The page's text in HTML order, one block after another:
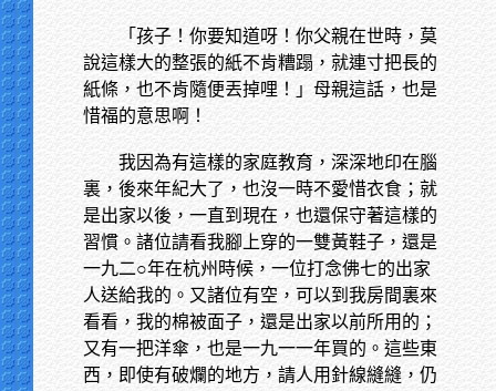
「孩子！你要知道呀！你父親在世時，莫
說這樣大的整張的紙不肯糟蹋，就連寸把長的
紙條，也不肯隨便丟掉哩！」母親這話，也是
惜福的意思啊！
我因為有這樣的家庭教育，深深地印在腦
裏，後來年紀大了，也沒一時不愛惜衣食；就
是出家以後，一直到現在，也還保守著這樣的
習慣。諸位請看我腳上穿的一雙黃鞋子，還是
一九二○年在杭州時候，一位打念佛七的出家
人送給我的。又諸位有空，可以到我房間裏來
看看，我的棉被面子，還是出家以前所用的；
又有一把洋傘，也是一九一一年買的。這些東
西，即使有破爛的地方，請人用針線縫縫，仍